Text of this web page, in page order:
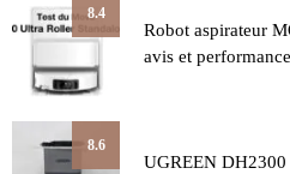
8.4
Robot aspirateur
avis et
8.6
UGREEN DH2300